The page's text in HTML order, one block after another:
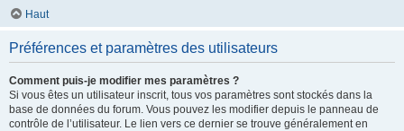
Haut
Préférences et paramètres des utilisateurs
Comment puis-je modifier mes paramètres ?
Si vous êtes un utilisateur inscrit, tous vos paramètres sont stockés dans la
base de données du forum. Vous pouvez les modifier depuis le panneau de
contrôle de l’utilisateur. Le lien vers ce dernier se trouve généralement en